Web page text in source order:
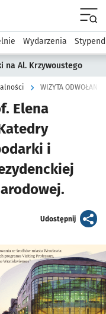
Akademicki
Wydarzenia
na Al. Krzywoustego
Elena
i
Udostępnijartykuł